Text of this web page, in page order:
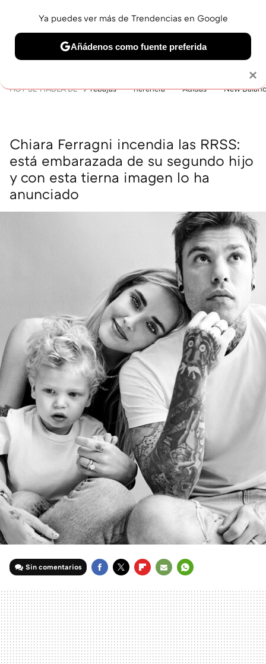
BELLEZA SHOPPING VIAJES GASTRO SNEAKERS
HOY SE HABLA DE rebajas herencia Adidas New
Chiara Ferragni incendia las RRSS:
está embarazada de su segundo hijo
y con esta tierna imagen lo ha
anunciado
Sin comentarios
MAIL
×
Ya puedes ver más de Trendencias en Google
Añádenos como fuente preferida